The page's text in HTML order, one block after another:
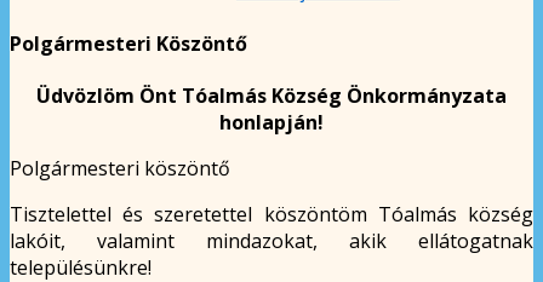
Polgármesteri Köszöntő
Üdvözlöm Önt Tóalmás Község Önkormányzata
honlapján!
Polgármesteri köszöntő
Tisztelettel és szeretettel köszöntöm Tóalmás község
lakóit, valamint mindazokat, akik ellátogatnak
településünkre!